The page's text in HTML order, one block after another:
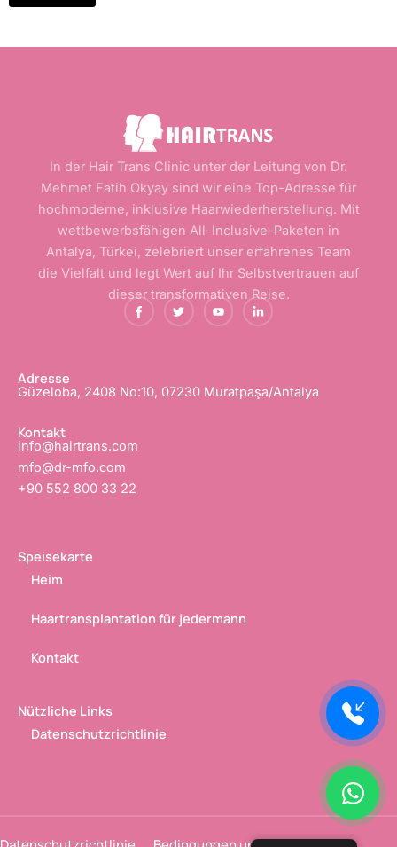
In der Hair Trans Clinic unter der Leitung von Dr.
Mehmet Fatih Okyay sind wir eine Top-Adresse für
hochmoderne, inklusive Haarwiederherstellung. Mit
wettbewerbsfähigen All-Inclusive-Paketen in
Antalya, Türkei, zelebriert unser erfahrenes Team
die Vielfalt und legt Wert auf Ihr Selbstvertrauen auf
dieser transformativen Reise.
F
a
c
-
T
w
i
Y
o
u
L
i
n
-
Adresse
Güzeloba, 2408 No:10, 07230 Muratpaşa/Antalya
Kontakt
info@hairtrans.com
mfo@dr-mfo.com
+90 552 800 33 22
Speisekarte
Heim
Haartransplantation für jedermann
Kontakt
Nützliche Links
Datenschutzrichtlinie